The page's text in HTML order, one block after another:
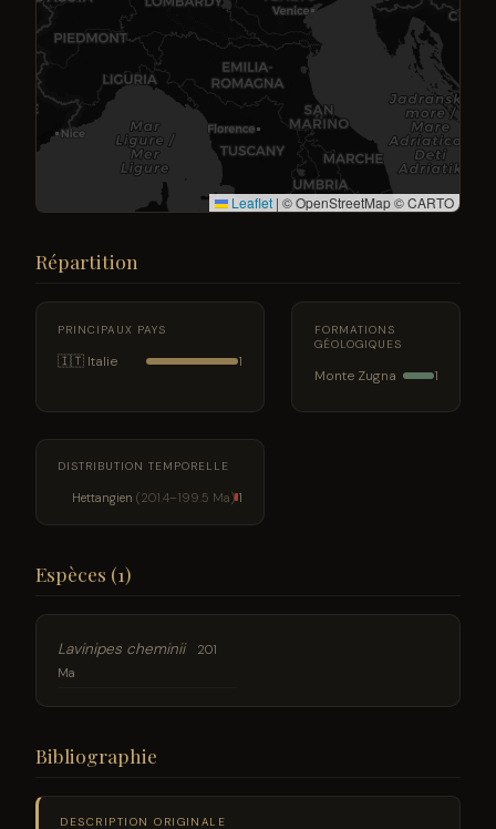
Leaflet | © OpenStreetMap © CARTO
Répartition
PRINCIPAUX PAYS
🇮🇹 Italie 1
FORMATIONS
GÉOLOGIQUES
Monte Zugna 1
DISTRIBUTION TEMPORELLE
Hettangien (201.4–199.5 Ma) 1
Espèces (1)
Lavinipes cheminii
201
Ma
Bibliographie
DESCRIPTION ORIGINALE